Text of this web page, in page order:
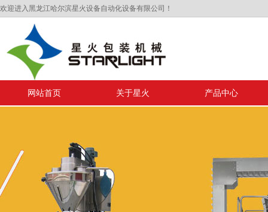
欢迎进入黑龙江哈尔滨星火设备自动化设备有限公司！
网站首页 关于星火 产品中心